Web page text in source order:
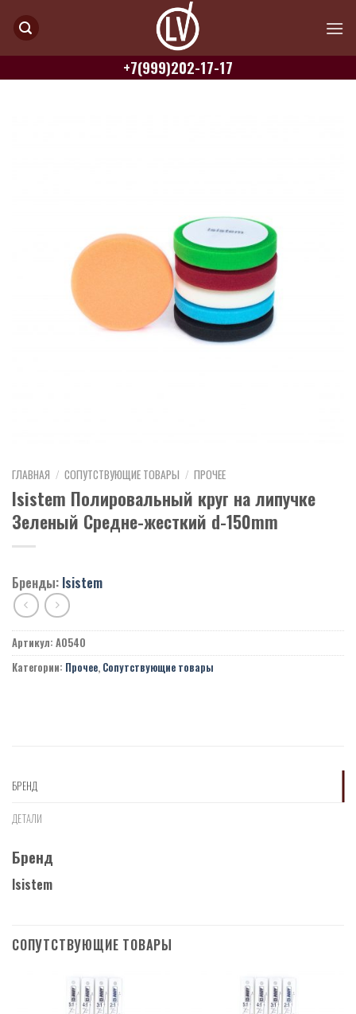
+7(999)202-17-17
ГЛАВНАЯ / СОПУТСТВУЮЩИЕ ТОВАРЫ / ПРОЧЕЕ
Isistem Полировальный круг на липучке
Зеленый Средне-жесткий d-150mm
Бренды: Isistem
Артикул: A0540
Категории: Прочее, Сопутствующие товары
БРЕНД
ДЕТАЛИ
Бренд
Isistem
СОПУТСТВУЮЩИЕ ТОВАРЫ